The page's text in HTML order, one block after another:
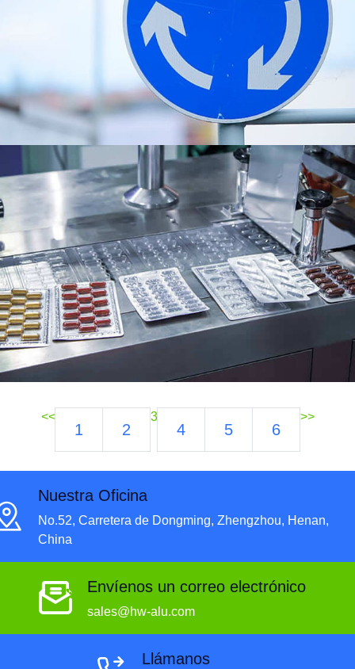
8011 Papel de aluminio para envases farmacéuticos.
Cubre su composición, propiedades, aplicaciones,
ventajas, procesos de producción, y sostenibilidad
ambiental.
<<
1 2
3
4 5 6
>>
Nuestra Oficina
No.52, Carretera de Dongming, Zhengzhou, Henan,
China
Envíenos un correo electrónico
sales@hw-alu.com
Llámanos